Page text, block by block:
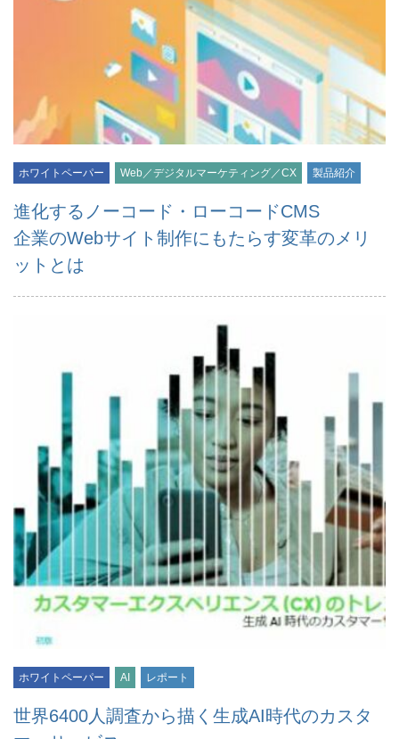
ホワイトペーパー Web／デジタルマーケティング／CX 製品紹介
進化するノーコード・ローコードCMS
企業のWebサイト制作にもたらす変革のメリ
ットとは
ホワイトペーパー AI レポート
世界6400人調査から描く生成AI時代のカスタ